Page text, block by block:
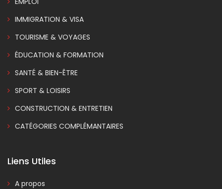
IMMIGRATION & VISA
TOURISME & VOYAGES
ÉDUCATION & FORMATION
SANTÉ & BIEN-ÊTRE
SPORT & LOISIRS
CONSTRUCTION & ENTRETIEN
CATÉGORIES COMPLÉMANTAIRES
Liens Utiles
A propos